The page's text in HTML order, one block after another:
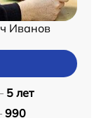
Иванов
5 лет
990